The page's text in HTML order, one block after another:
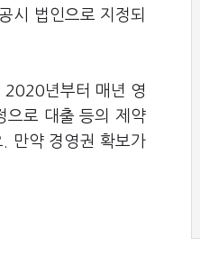
시 법인으로 지정되
2020년부터 매년 영
으로 대출 등의 제약
만약 경영권 확보가